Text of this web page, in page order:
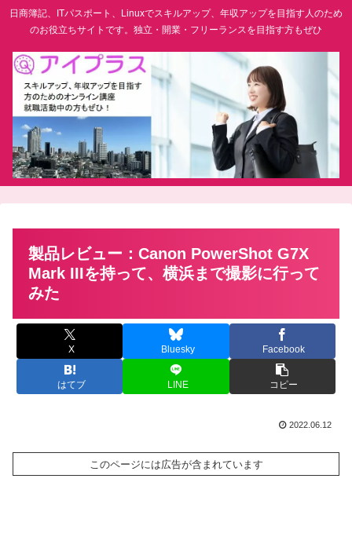
日商簿記、ITパスポート、Linuxでスキルアップ、年収アップを目指す人のため
のお役立ちサイトです。独立・開業・フリーランスを目指す方もぜひ
製品レビュー：Canon PowerShot G7X
Mark IIIを持って、横浜まで撮影に行って
みた
X Bluesky Facebook
はてブ LINE コピー
2022.06.12
このページには広告が含まれています